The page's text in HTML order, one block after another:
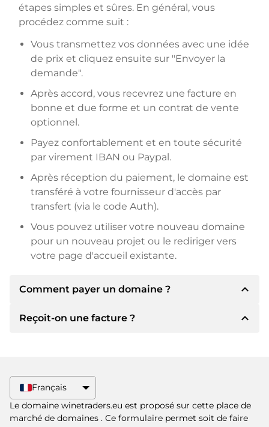
étapes simples et sûres. En général, vous
procédez comme suit :
Vous transmettez vos données avec une idée
de prix et cliquez ensuite sur "Envoyer la
demande".
Après accord, vous recevrez une facture en
bonne et due forme et un contrat de vente
optionnel.
Payez confortablement et en toute sécurité
par virement IBAN ou Paypal.
Après réception du paiement, le domaine est
transféré à votre fournisseur d'accès par
transfert (via le code Auth).
Vous pouvez utiliser votre nouveau domaine
pour un nouveau projet ou le rediriger vers
votre page d'accueil existante.
Comment payer un domaine ? expand_less
Après un accord, le titulaire vous
proposera Paypal ou d'autres méthodes de
paiement.
Veuillez toujours mentionner le nom de
Reçoit-on une facture ? expand_less
élevé, vous recevrez également un contrat de
vente supplémentaire si vous le souhaitez.
Français
Le domaine winetraders.eu est proposé sur cette place de
marché de domaines . Ce formulaire permet soit de faire